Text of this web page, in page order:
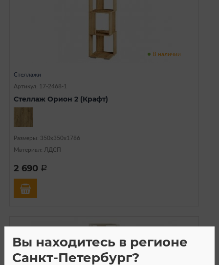
В наличии
Стеллажи
Артикул: 17-2468-1
Стеллаж Орион 2 (Крафт)
Размеры: 350х350х1786
Материал: ЛДСП
2 690 a
Вы находитесь в регионе
Санкт-Петербург?